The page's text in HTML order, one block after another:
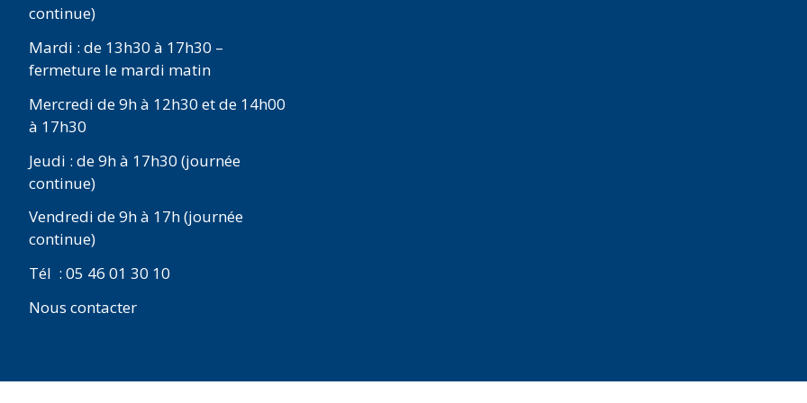
continue)
Mardi : de 13h30 à 17h30 –
fermeture le mardi matin
Mercredi de 9h à 12h30 et de 14h00
à 17h30
Jeudi : de 9h à 17h30 (journée
continue)
Vendredi de 9h à 17h (journée
continue)
Tél : 05 46 01 30 10
Nous contacter